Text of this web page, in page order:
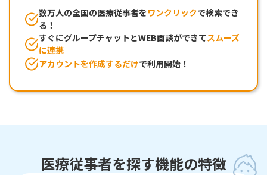
数万人の全国の医療従事者をワンクリックで検索でき
る！
すぐにグループチャットとWEB面談ができてスムーズ
に連携
アカウントを作成するだけで利用開始！
医療従事者を探す機能の特徴